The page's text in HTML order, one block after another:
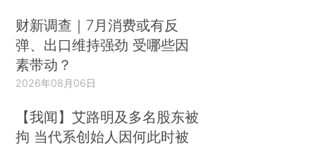
财新调查｜7月消费或有反
弹、出口维持强劲 受哪些因
素带动？
2026年08月06日
【我闻】艾路明及多名股东被
拘 当代系创始人因何此时被